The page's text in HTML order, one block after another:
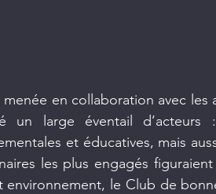
menée en collaboration avec
un large éventail
et éducatives, mais
les plus engagés
environnement, le Club de